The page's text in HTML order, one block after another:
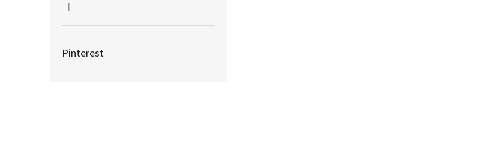
A termék értékelése 5-ből 5 csillag.
|
Pinterest